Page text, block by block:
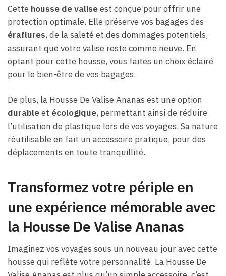
Cette housse de valiseest conçue pour offrir une
protection optimale. Elle préserve vos bagages des
éraflures, de la saleté et des dommages potentiels,
assurant que votre valise reste comme neuve. En
optant pour cette housse, vous faites un choix éclairé
pour le bien-être de vos bagages.
De plus, la Housse De Valise Ananas est une option
durableet écologique, permettant ainsi de réduire
l’utilisation de plastique lors de vos voyages. Sa nature
réutilisable en fait un accessoire pratique, pour des
déplacements en toute tranquillité.
Transformez votre périple en
une expérience mémorable avec
la Housse De Valise Ananas
Imaginez vos voyages sous un nouveau jour avec cette
housse qui reflète votre personnalité. La Housse De